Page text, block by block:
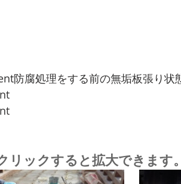
防腐処理をする前の無垢板張り状
リックすると拡大できます